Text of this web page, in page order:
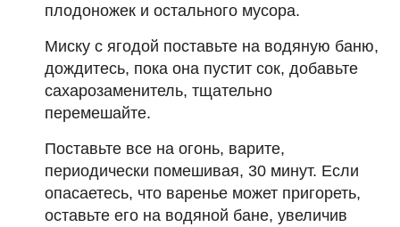
плодоножек и остального мусора.
Миску с ягодой поставьте на водяную баню,
дождитесь, пока она пустит сок, добавьте
сахарозаменитель, тщательно
перемешайте.
Поставьте все на огонь, варите,
периодически помешивая, 30 минут. Если
опасаетесь, что варенье может пригореть,
оставьте его на водяной бане, увеличив